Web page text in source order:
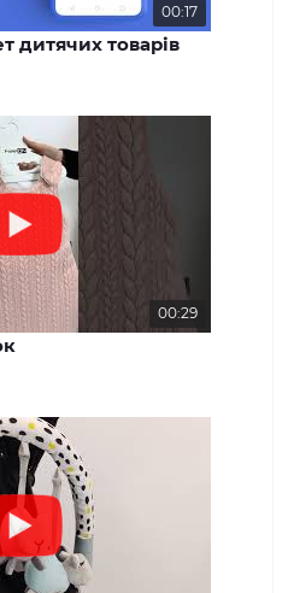
00:17
дитячих товарів
00:29